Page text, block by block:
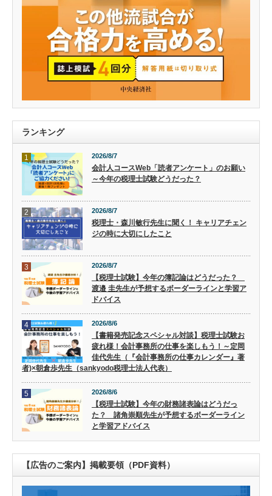
ランキング
1 2026/8/7
会計人コースWeb「読者アンケート」のお願い
～今年の税理士試験どうだった？
2 2026/8/7
税理士・森川敏行先生に聞く！ キャリアチェン
ジの時に大切にしたこと
3 2026/8/7
【税理士試験】今年の簿記論はどうだった？
渡邉 圭先生が予想するボーダーラインと学習ア
ドバイス
4 2026/8/6
【書籍発売記念スペシャル対談】税理士試験お
疲れ様！会計事務所の仕事を楽しもう！～定岡
佳代先生（『会計事務所の仕事カレンダー』著
者)×朝倉歩先生（sankyodo税理士法人代表）
5 2026/8/6
【税理士試験】今年の財務諸表論はどうだっ
た？ 諸角崇順先生が予想するボーダーライン
と学習アドバイス
【広告のご案内】掲載要領（PDF資料）